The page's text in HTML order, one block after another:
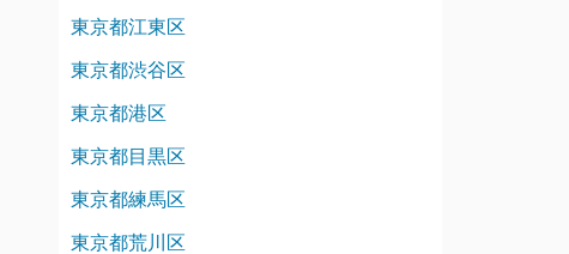
東京都江東区
東京都渋谷区
東京都港区
東京都目黒区
東京都練馬区
東京都荒川区